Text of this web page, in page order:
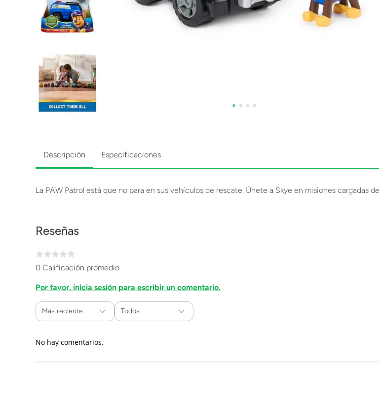
Descripción Especificaciones
La PAW Patrol está que no para en sus vehículos de rescate. Únete a Skye en misiones cargadas
Reseñas
0 Calificación promedio
Por favor, inicia sesión para escribir un comentario.
Más reciente Todos
No hay comentarios.